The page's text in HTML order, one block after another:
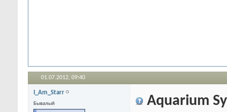
01.07.2012, 09:40
I_Am_Starr
Бывалый
Aquarium